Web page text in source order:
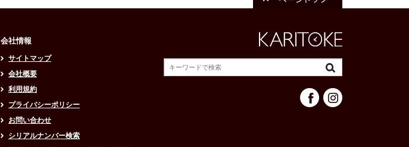
会社情報
サイトマップ
会社概要
利用規約
プライバシーポリシー
お問い合わせ
シリアルナンバー検索